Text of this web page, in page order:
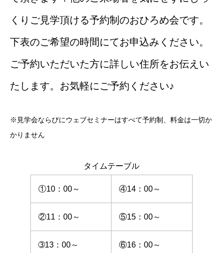
くりご見学頂ける予約制のおひろめ会です。
下表のご希望の時間にてお申込みください。
ご予約いただいた方に詳しい住所をお伝えい
たします。お気軽にご予約ください♪
※見学会ならびにウェブセミナーはすべて予約制、料金は一切か
かりません
タイムテーブル
①10：00～ ④14：00～
②11：00～ ⑤15：00～
➂13：00～ ⑥16：00～